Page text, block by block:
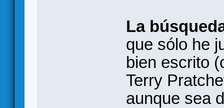
La
que sólo he
bien escrito
Terry
aunque sea